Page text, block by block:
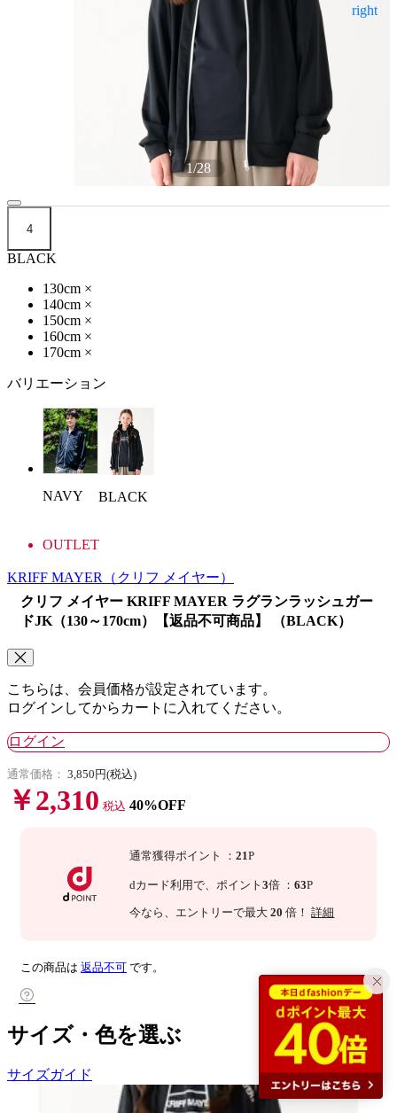
1/28
4
BLACK
130cm ×
140cm ×
150cm ×
160cm ×
170cm ×
バリエーション
NAVY BLACK
OUTLET
KRIFF MAYER
（クリフ メイヤー）
クリフ メイヤー KRIFF MAYER ラグランラッシュガー
ドJK（130～170cm）【返品不可商品】 （BLACK）
こちらは、会員価格が設定されています。
ログインしてからカートに入れてください。
ログイン
通常価格： 3,850円(税込)
￥2,310 税込 40%OFF
通常獲得ポイント ：21P
dカード利用で、 ポイント3倍 ：63P
今なら 、エントリーで最大 20 倍！詳細
この商品は 返品不可 です。
サイズ・色を選ぶ
サイズガイド